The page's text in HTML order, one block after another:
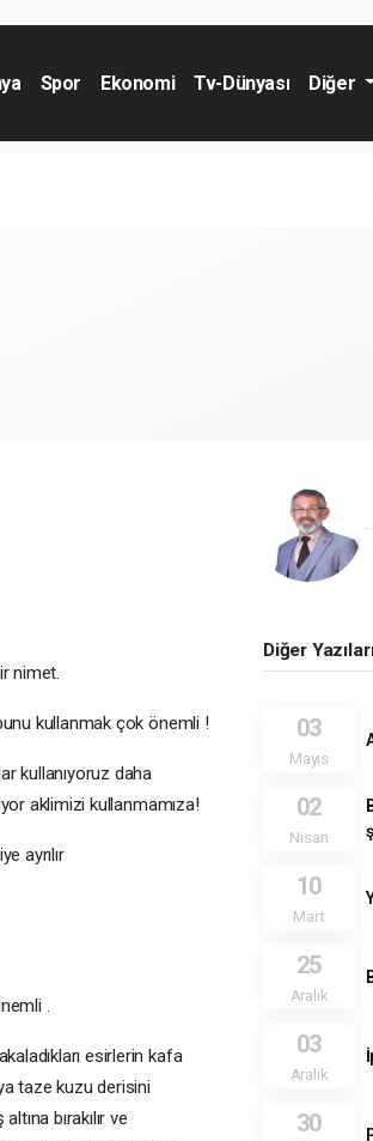
Spor Ekonomi Tv-Dünyası Diğer
nimet.
kullanmak çok önemli !
kullanıyoruz daha
aklimizi kullanmamıza!
ayrılır
.
esirlerin kafa
taze kuzu derisini
bırakılır ve
Diğer
03
Mayıs
02
Nisan
10
Mart
25
Aralık
03
Aralık
30